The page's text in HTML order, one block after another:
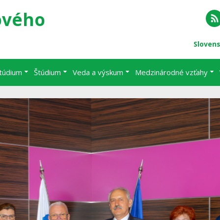
Štúdium Veda a výskum Medzinárodné vzťahy